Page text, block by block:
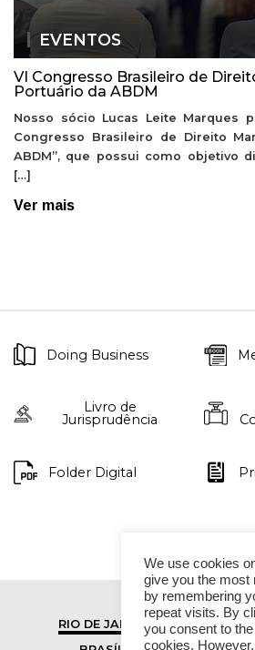
EVENTOS
VI Congresso Brasileiro de
Portuário da ABDM
Nosso sócio Lucas Leite Marques
Congresso Brasileiro de Direito
ABDM”, que possui como objetivo
[…]
Ver mais
Doing Business
Livro de
Jurisprudência
Folder Digital
RIO DE JANEIRO
We use cookies
give you the most
by remembering
repeat visits. By
you consent to
cookies.